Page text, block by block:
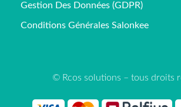
Gestion Des Données (GDPR)
Conditions Générales Salonkee
© Rcos solutions – tous droits